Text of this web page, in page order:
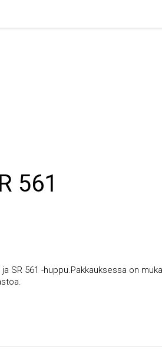
561
561 -huppu.Pakkauksessa on